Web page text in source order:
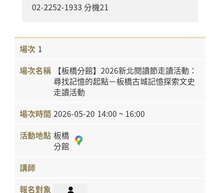
02-2252-1933 分機21
1
【板橋分館】2026新北閱讀節走讀活動：
尋找記憶的起點－板橋古城記憶探索文史
走讀活動
2026-05-20 14:00 ~ 16:00
板橋
分館